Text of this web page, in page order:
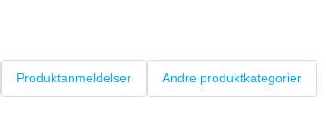
Produktanmeldelser Andre produktkategorier